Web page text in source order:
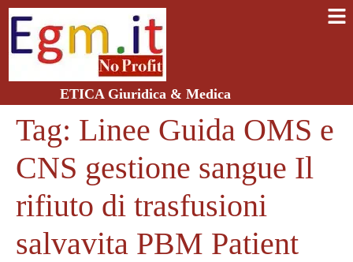
ETICA Giuridica & Medica
Tag: Linee Guida OMS e
CNS gestione sangue Il
rifiuto di trasfusioni
salvavita PBM Patient